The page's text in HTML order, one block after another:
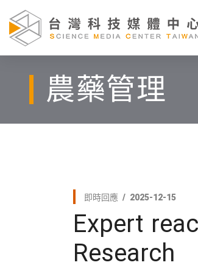
農藥管理
即時回應 2025-12-15
Expert
Research